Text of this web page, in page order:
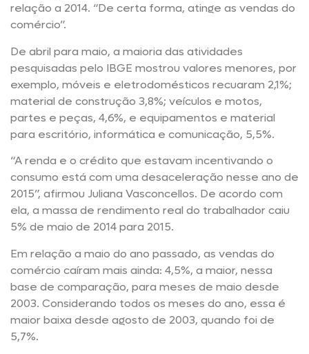
relação a 2014. “De certa forma, atinge as vendas do
comércio”.
De abril para maio, a maioria das atividades
pesquisadas pelo IBGE mostrou valores menores, por
exemplo, móveis e eletrodomésticos recuaram 2,1%;
material de construção 3,8%; veículos e motos,
partes e peças, 4,6%, e equipamentos e material
para escritório, informática e comunicação, 5,5%.
“A renda e o crédito que estavam incentivando o
consumo está com uma desaceleração nesse ano de
2015”, afirmou Juliana Vasconcellos. De acordo com
ela, a massa de rendimento real do trabalhador caiu
5% de maio de 2014 para 2015.
Em relação a maio do ano passado, as vendas do
comércio caíram mais ainda: 4,5%, a maior, nessa
base de comparação, para meses de maio desde
2003. Considerando todos os meses do ano, essa é
maior baixa desde agosto de 2003, quando foi de
5,7%.